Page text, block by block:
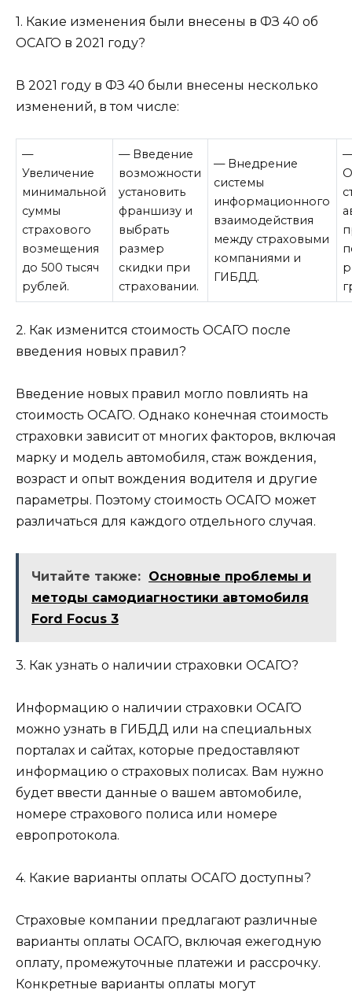
1. Какие изменения были внесены в ФЗ 40 об
ОСАГО в 2021 году?
В 2021 году в ФЗ 40 были внесены несколько
изменений, в том числе:
—
Увеличение
минимальной
суммы
страхового
возмещения
до 500 тысяч
рублей.
— Введение
возможности
установить
франшизу и
выбрать
размер
скидки при
страховании.
— Внедрение
системы
информационного
взаимодействия
между страховыми
компаниями и
ГИБДД.
2. Как изменится стоимость ОСАГО после
введения новых правил?
Введение новых правил могло повлиять на
стоимость ОСАГО. Однако конечная стоимость
страховки зависит от многих факторов, включая
марку и модель автомобиля, стаж вождения,
возраст и опыт вождения водителя и другие
параметры. Поэтому стоимость ОСАГО может
различаться для каждого отдельного случая.
Читайте также: Основные проблемы и
методы самодиагностики автомобиля
Ford Focus 3
3. Как узнать о наличии страховки ОСАГО?
Информацию о наличии страховки ОСАГО
можно узнать в ГИБДД или на специальных
порталах и сайтах, которые предоставляют
информацию о страховых полисах. Вам нужно
будет ввести данные о вашем автомобиле,
номере страхового полиса или номере
европротокола.
4. Какие варианты оплаты ОСАГО доступны?
Страховые компании предлагают различные
варианты оплаты ОСАГО, включая ежегодную
оплату, промежуточные платежи и рассрочку.
Конкретные варианты оплаты могут